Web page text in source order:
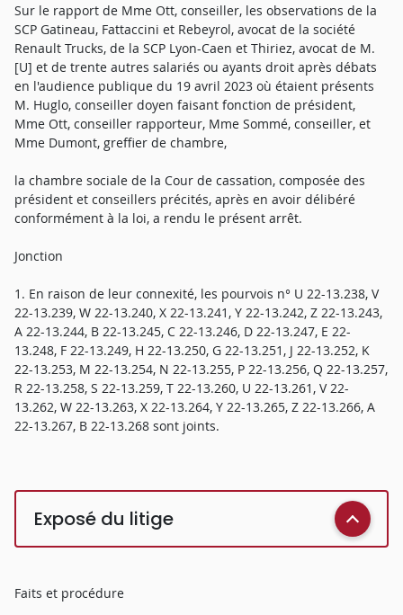
Sur le rapport de Mme Ott, conseiller, les observations de la
SCP Gatineau, Fattaccini et Rebeyrol, avocat de la société
Renault Trucks, de la SCP Lyon-Caen et Thiriez, avocat de M.
[U] et de trente autres salariés ou ayants droit après débats
en l'audience publique du 19 avril 2023 où étaient présents
M. Huglo, conseiller doyen faisant fonction de président,
Mme Ott, conseiller rapporteur, Mme Sommé, conseiller, et
Mme Dumont, greffier de chambre,
la chambre sociale de la Cour de cassation, composée des
président et conseillers précités, après en avoir délibéré
conformément à la loi, a rendu le présent arrêt.
Jonction
1. En raison de leur connexité, les pourvois n° U 22-13.238, V
22-13.239, W 22-13.240, X 22-13.241, Y 22-13.242, Z 22-13.243,
A 22-13.244, B 22-13.245, C 22-13.246, D 22-13.247, E 22-
13.248, F 22-13.249, H 22-13.250, G 22-13.251, J 22-13.252, K
22-13.253, M 22-13.254, N 22-13.255, P 22-13.256, Q 22-13.257,
R 22-13.258, S 22-13.259, T 22-13.260, U 22-13.261, V 22-
13.262, W 22-13.263, X 22-13.264, Y 22-13.265, Z 22-13.266, A
22-13.267, B 22-13.268 sont joints.
Exposé du litige
Faits et procédure